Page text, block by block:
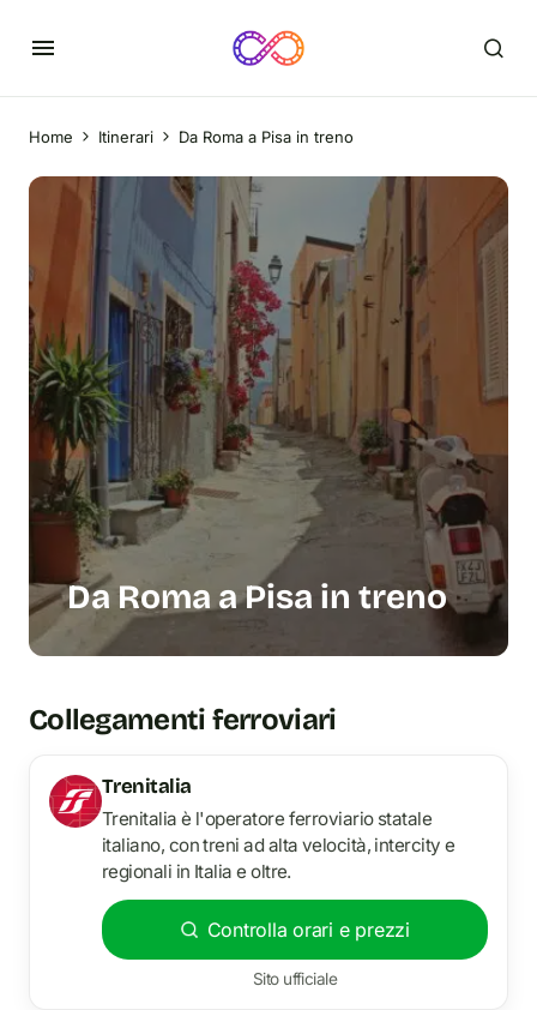
Home Itinerari Da Roma a Pisa in treno
Da Roma a Pisa in treno
Collegamenti ferroviari
Trenitalia
Trenitalia è l'operatore ferroviario statale
italiano, con treni ad alta velocità, intercity e
regionali in Italia e oltre.
Controlla orari e prezzi
Sito ufficiale